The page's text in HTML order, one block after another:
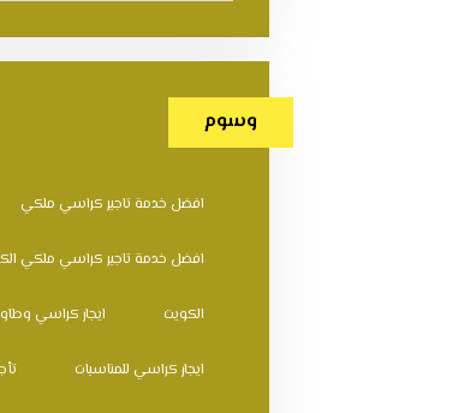
وسوم
افضل خدمة تاجير كراسي ملكي
افضل خدمة تاجير كراسي ملكي
الكويت ايجار كراسي
ايجار كراسي للمناسبات